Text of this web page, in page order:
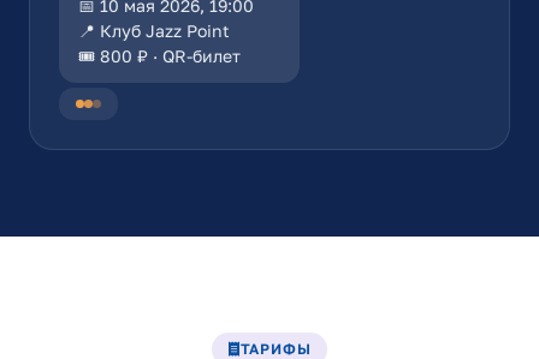
📅 10 мая 2026, 19:00
📍 Клуб Jazz Point
🎟️ 800 ₽ · QR-билет
ТАРИФЫ